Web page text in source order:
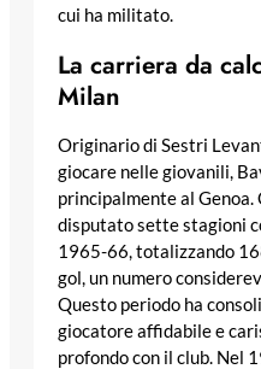
cui ha militato.
La carriera da
Milan
Originario di Sestri
giocare nelle giovanili,
principalmente al Genoa.
disputato sette stagioni
1965-66, totalizzando
gol, un numero
Questo periodo ha
giocatore affidabile e
profondo con il club. Nel